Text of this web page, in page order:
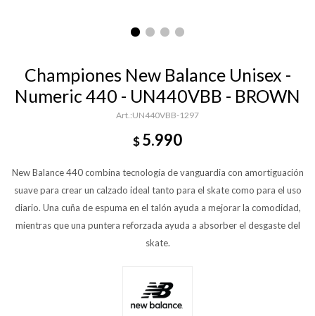
Championes New Balance Unisex -
Numeric 440 - UN440VBB - BROWN
UN440VBB-1297
$5.990
New Balance 440 combina tecnología de vanguardia con amortiguación
suave para crear un calzado ideal tanto para el skate como para el uso
diario. Una cuña de espuma en el talón ayuda a mejorar la comodidad,
mientras que una puntera reforzada ayuda a absorber el desgaste del
skate.